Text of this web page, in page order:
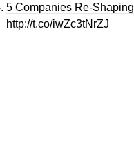
5 Companies Re-
http://t.co/iwZc3tNrZJ